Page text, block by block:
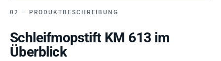
PRODUKTBESCHREIBUNG
Schleifmopstift KM 613 im
Überblick